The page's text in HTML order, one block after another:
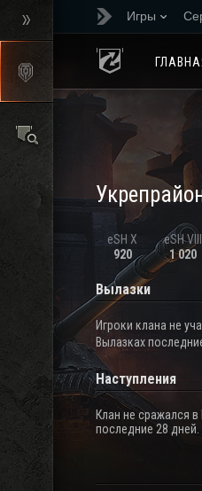
Игры
eSH X
920
eSH VIII
1 020
Вылазки
Игроки клана не
Вылазках
Наступления
Клан не сражался в
последние 28 дней.